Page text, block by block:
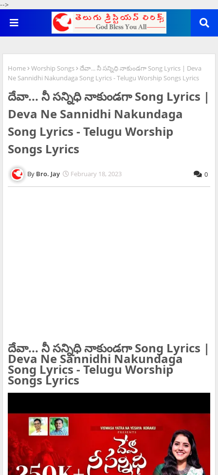
-->
Home Worship Songs
దేవా... నీ సన్నిధి నాకుండగా Song Lyrics | Deva
Ne Sannidhi Nakundaga Song Lyrics - Telugu Worship Songs Lyrics
దేవా... నీ సన్నిధి నాకుండగా Song Lyrics |
Deva Ne Sannidhi Nakundaga
Song Lyrics - Telugu Worship
Songs Lyrics
Bro. Jay February 18, 2023 0
దేవా... నీ సన్నిధి నాకుండగా Song Lyrics |
Deva Ne Sannidhi Nakundaga
Song Lyrics - Telugu Worship
Songs Lyrics